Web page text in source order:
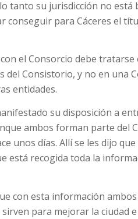
tanto su jurisdicción no
conseguir para Cáceres el
el Consorcio debe
Consistorio, y no en una
entidades.
su disposición a
ambos forman parte del
unos días. Allí se les dijo
está recogida toda la
con esta información
para mejorar la ciudad